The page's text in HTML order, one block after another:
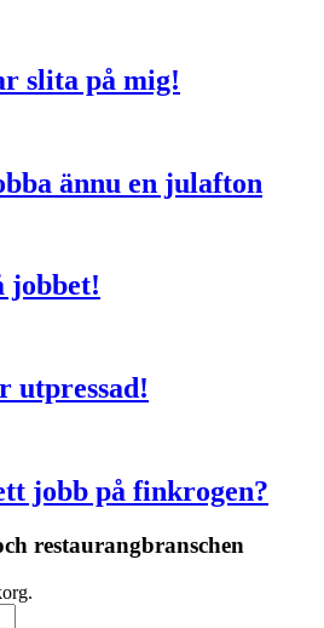
slita på mig!
ännu en julafton
jobbet!
utpressad!
jobb på finkrogen?
restaurangbranschen